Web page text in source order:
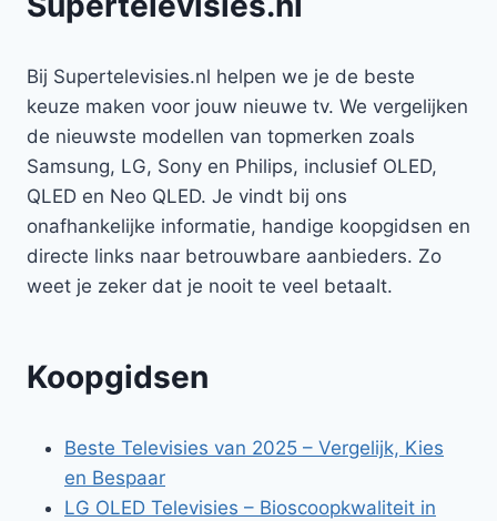
Bij Supertelevisies.nl helpen we je de beste
keuze maken voor jouw nieuwe tv. We vergelijken
de nieuwste modellen van topmerken zoals
Samsung, LG, Sony en Philips, inclusief OLED,
QLED en Neo QLED. Je vindt bij ons
onafhankelijke informatie, handige koopgidsen en
directe links naar betrouwbare aanbieders. Zo
weet je zeker dat je nooit te veel betaalt.
Koopgidsen
Beste Televisies van 2025 – Vergelijk, Kies
en Bespaar
LG OLED Televisies – Bioscoopkwaliteit in